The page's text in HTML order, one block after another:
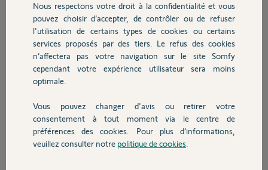
Chauffage
Autres produits
Devis avec un pro
Contact
Merci,
Dominique P.
il y a plus de 3 ans
Participer au fil de discussion
Réponses
Nous respectons votre droit à la confidentialité et vous
pouvez choisir d’accepter, de contrôler ou de refuser
l'utilisation de certains types de cookies ou certains
services proposés par des tiers. Le refus des cookies
n’affectera pas votre navigation sur le site Somfy
cependant votre expérience utilisateur sera moins
optimale.
Vous pouvez changer d'avis ou retirer votre
consentement à tout moment via le centre de
préférences des cookies. Pour plus d’informations,
veuillez consulter notre politique de cookies